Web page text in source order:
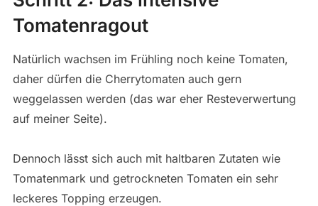
Tomatenragout
Natürlich wachsen im Frühling noch keine Tomaten,
daher dürfen die Cherrytomaten auch gern
weggelassen werden (das war eher Resteverwertung
auf meiner Seite).
Dennoch lässt sich auch mit haltbaren Zutaten wie
Tomatenmark und getrockneten Tomaten ein sehr
leckeres Topping erzeugen.